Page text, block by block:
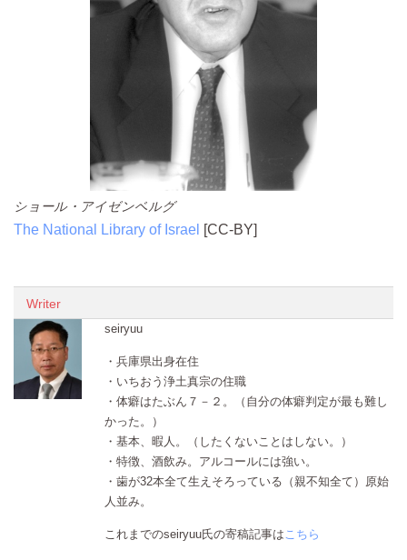
ショール・アイゼンベルグ
The National Library of Israel [CC-BY]
Writer
seiryuu
・兵庫県出身在住
・いちおう浄土真宗の住職
・体癖はたぶん７－２。（自分の体癖判定が最も難し
かった。）
・基本、暇人。（したくないことはしない。）
・特徴、酒飲み。アルコールには強い。
・歯が32本全て生えそろっている（親不知全て）原始
人並み。
これまでのseiryuu氏の寄稿記事はこちら